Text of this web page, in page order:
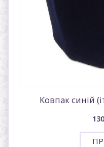
Ковпак синiй